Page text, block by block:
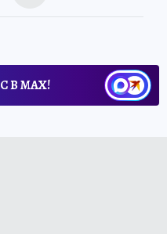
В МАХ!